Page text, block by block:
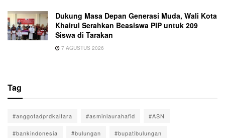
Dukung Masa Depan Generasi Muda, Wali Kota
Khairul Serahkan Beasiswa PIP untuk 209
Siswa di Tarakan
7 AGUSTUS 2026
Tag
#anggotadprdkaltara #asminlaurahafid #ASN
#bankindonesia #bulungan #bupatibulungan